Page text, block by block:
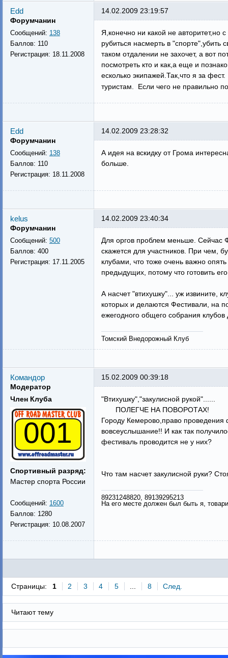
Edd
Форумчанин
Сообщений: 138
Баллов: 110
Регистрация: 18.11.2008
14.02.2009 23:19:57
Я,конечно ни какой не
рубиться насмерть в "спорте",убить
таком отдалении не захочет, а вот
посмотреть кто и как,а еще и
есколько экипажей.Так,что я за
туристам. Если чего не правильно
Edd
Форумчанин
Сообщений: 138
Баллов: 110
Регистрация: 18.11.2008
14.02.2009 23:28:32
А идея на вскидку от Грома
больше.
kelus
Форумчанин
Сообщений: 500
Баллов: 400
Регистрация: 17.11.2005
14.02.2009 23:40:34
Для оргов проблем меньше. Сейчас
скажется для участников. При чем,
клубами, что тоже очень важно
предыдущих, потому что готовить
А насчет "втихушку"... уж извините,
которых и делаются Фестивали, на
ежегодного общего собрания
Томский Внедорожный Клуб
Командор
Модератор
Член Клуба
001
Спортивный разряд:
Мастер спорта России
Сообщений: 1600
Баллов: 1280
Регистрация: 10.08.2007
15.02.2009 00:39:18
"Втихушку","закулисной рукой"......
ПОЛЕГЧЕ НА ПОВОРОТАХ!
Городу Кемерово,право
вовсеуслышание!! И как так
фестиваль проводится не у них?
Что там насчет закулисной руки?
89231248820, 89139295213
На его месте должен был быть я,
Страницы: 1 2 3 4 5 8 След.
Читают тему